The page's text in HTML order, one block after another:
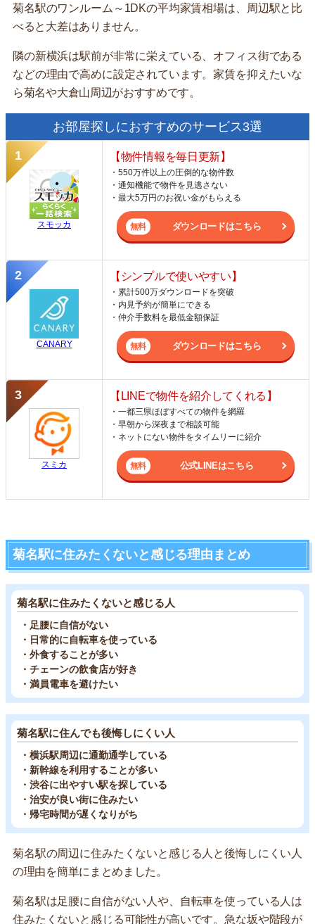
菊名駅のワンルーム～1DKの平均家賃相場は、周辺駅と比
べると大差はありません。
隣の新横浜は駅前が非常に栄えている、オフィス街である
などの理由で高めに設定されています。家賃を抑えたいな
ら菊名や大倉山周辺がおすすめです。
お部屋探しにおすすめのサービス3選
スモッカ
【物件情報を毎日更新】
・550万件以上の圧倒的な物件数
・通知機能で物件を見逃さない
・最大5万円のお祝い金がもらえる
ダウンロードはこちら
CANARY
【シンプルで使いやすい】
・累計500万ダウンロードを突破
・内見予約が簡単にできる
・仲介手数料を最低金額保証
ダウンロードはこちら
スミカ
【LINEで物件を紹介してくれる】
・一都三県ほぼすべての物件を網羅
・早朝から深夜まで相談可能
・ネットにない物件をタイムリーに紹介
公式LINEはこちら
菊名駅に住みたくないと感じる理由まとめ
菊名駅に住みたくないと感じる人
・足腰に自信がない
・日常的に自転車を使っている
・外食することが多い
・チェーンの飲食店が好き
・満員電車を避けたい
菊名駅に住んでも後悔しにくい人
・横浜駅周辺に通勤通学している
・新幹線を利用することが多い
・渋谷に出やすい駅を探している
・治安が良い街に住みたい
・帰宅時間が遅くなりがち
菊名駅の周辺に住みたくないと感じる人と後悔しにくい人
の理由を簡単にまとめました。
菊名駅は足腰に自信がない人や、自転車を使っている人は
住みたくないと感じる可能性が高いです。急な坂や階段が